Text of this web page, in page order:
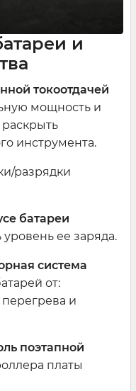
и
токоотдачей
мощность и
инструмента.
разрядки
батареи
ее заряда.
система
от:
и
поэтапной
платы